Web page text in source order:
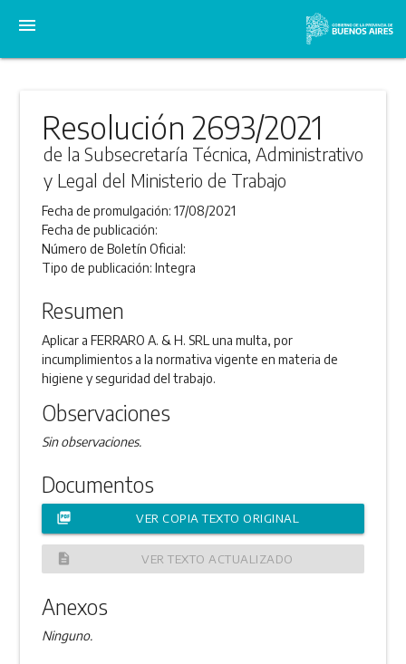
menu
Resolución 2693/2021
de la Subsecretaría Técnica, Administrativo
y Legal del Ministerio de Trabajo
Fecha de promulgación:17/08/2021
Fecha de publicación:
Número de Boletín Oficial:
Tipo de publicación:Integra
Resumen
Aplicar a FERRARO A. & H. SRL una multa, por
incumplimientos a la normativa vigente en materia de
higiene y seguridad del trabajo.
Observaciones
Sin observaciones.
Documentos
picture_as_pdf VER COPIA TEXTO ORIGINAL
description VER TEXTO ACTUALIZADO
Anexos
Ninguno.